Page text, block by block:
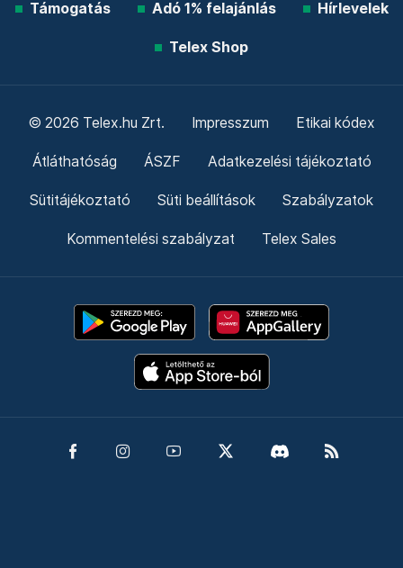
Támogatás Adó 1% felajánlás Hírlevelek
Telex Shop
© 2026 Telex.hu Zrt. Impresszum Etikai kódex
Átláthatóság ÁSZF Adatkezelési tájékoztató
Sütitájékoztató Süti beállítások Szabályzatok
Kommentelési szabályzat Telex Sales